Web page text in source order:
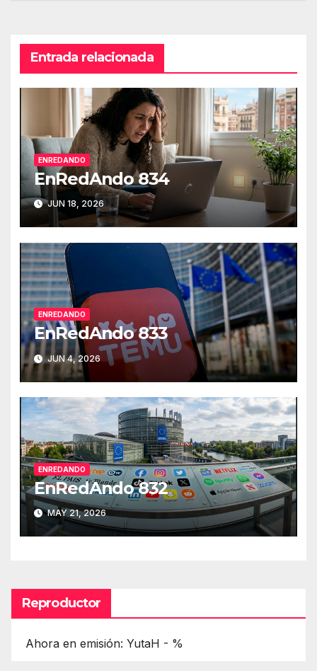
Entrada relacionada
ENREDANDO
EnRedAndo 834
JUN 18, 2026
ENREDANDO
EnRedAndo 833
JUN 4, 2026
ENREDANDO
EnRedAndo 832
MAY 21, 2026
Reproductor
Ahora en emisión: YutaH - %